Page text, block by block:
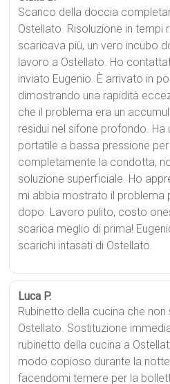
Scarico della doccia
Ostellato. Risoluzione in tempi
scaricava più, un vero incubo
lavoro a Ostellato. Ho
inviato Eugenio. È arrivato in
dimostrando una rapidità
che il problema era un
residui nel sifone profondo. Ha
portatile a bassa pressione
completamente la condotta,
soluzione superficiale. Ho
mi abbia mostrato il problema
dopo. Lavoro pulito, costo
scarica meglio di prima!
scarichi intasati di Ostellato.
Luca P.
Rubinetto della cucina che
Ostellato. Sostituzione
rubinetto della cucina a
modo copioso durante la
facendomi temere per la